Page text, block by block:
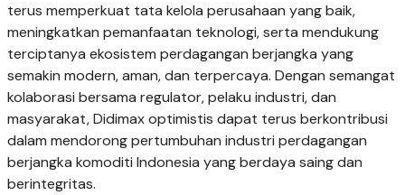
terus memperkuat tata kelola perusahaan yang baik,
meningkatkan pemanfaatan teknologi, serta mendukung
terciptanya ekosistem perdagangan berjangka yang
semakin modern, aman, dan terpercaya. Dengan semangat
kolaborasi bersama regulator, pelaku industri, dan
masyarakat, Didimax optimistis dapat terus berkontribusi
dalam mendorong pertumbuhan industri perdagangan
berjangka komoditi Indonesia yang berdaya saing dan
berintegritas.